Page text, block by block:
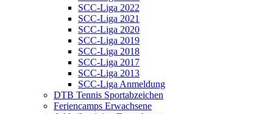
SCC-Liga 2022
SCC-Liga 2021
SCC-Liga 2020
SCC-Liga 2019
SCC-Liga 2018
SCC-Liga 2017
SCC-Liga 2013
SCC-Liga Anmeldung
DTB Tennis Sportabzeichen
Feriencamps Erwachsene